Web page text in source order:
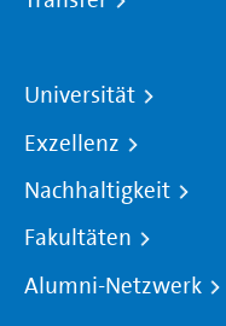
Universität
Exzellenz
Nachhaltigkeit
Fakultäten
Alumni-Netzwerk